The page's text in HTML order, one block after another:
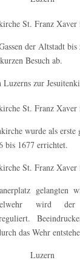
der Altstadt
Besuch ab.
wurde als
bis 1677 errichtet.
gelangten
wird der
das Wehr